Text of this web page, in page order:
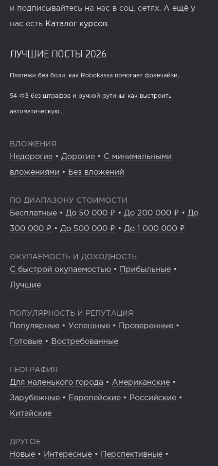
и подписывайтесь на нас в соц. сетях. А ещё у
нас есть Каталог курсов.
ЛУЧШИЕ ПОСТЫ 2026
Платежи без боли: как Robokassa помогает франчайзи...
54-ФЗ без штрафов и ручной рутины: как выстроить
автоматическую...
ВЛОЖЕНИЯ
Недорогие • Дорогие • С минимальными
вложениями • Без вложений
ПО ДИАПАЗОНУ СТОИМОСТИ
Бесплатные • До 50 000 ₽ • До 200 000 ₽ • До
300 000 ₽ • До 500 000 ₽ • До 1 000 000 ₽
ОКУПАЕМОСТЬ И ДОХОДНОСТЬ
С быстрой окупаемостью • Прибыльные •
Лучшие
ПОПУЛЯРНОСТЬ И РЕПУТАЦИЯ
Популярные • Успешные • Проверенные •
Готовые • Востребованные
ГЕОГРАФИЯ
Для маленького города • Американские •
Зарубежные • Европейские • Российские •
Китайские
ДРУГОЕ
Новые • Интересные • Перспективные •